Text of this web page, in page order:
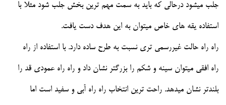
جلب میشود درحالی که باید به سمت مهم ترین بخش جلب شود مثلا با
استفاده یقه های خاص میتوان به این هدف دست یافت.
راه راه حالت غیررسمی تری نسبت به طرح ساده دارد. با استفاده از راه
راه افقی میتوان سینه و شکم را بزرگتر نشان داد و راه راه عمودی قد را
بلندتر نشان میدهد. راحت ترین انتخاب راه راه آبی و سفید است اما